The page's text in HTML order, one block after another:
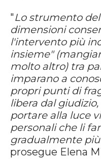
"Lo strumento
dimensioni
l'intervento più
insieme"
molto altro) tra
imparano a
propri punti di
libera dal
portare alla luce
personali che li
gradualmente
prosegue Elena